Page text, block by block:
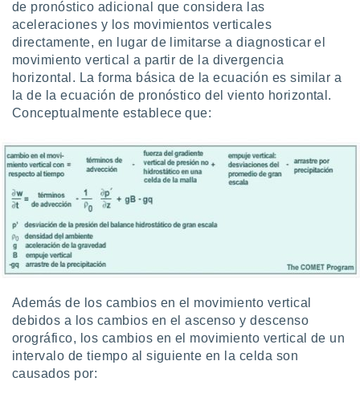
de pronóstico adicional que considera las
aceleraciones y los movimientos verticales
directamente, en lugar de limitarse a diagnosticar el
movimiento vertical a partir de la divergencia
horizontal. La forma básica de la ecuación es similar a
la de la ecuación de pronóstico del viento horizontal.
Conceptualmente establece que:
Además de los cambios en el movimiento vertical
debidos a los cambios en el ascenso y descenso
orográfico, los cambios en el movimiento vertical de un
intervalo de tiempo al siguiente en la celda son
causados por: